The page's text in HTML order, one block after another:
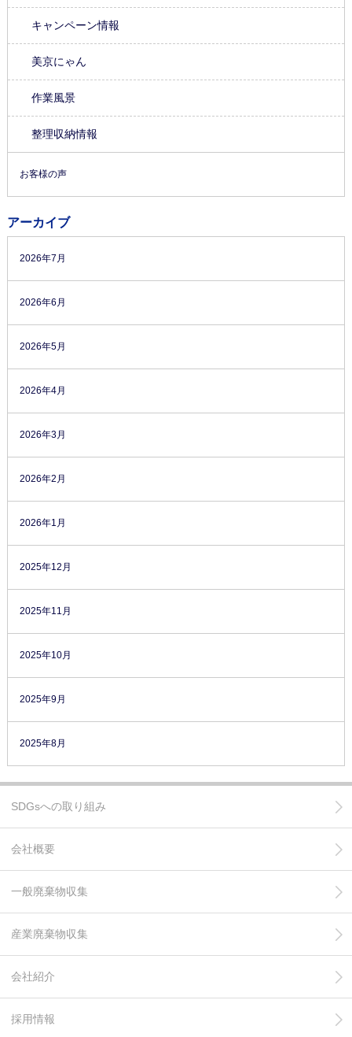
キャンペーン情報
美京にゃん
作業風景
整理収納情報
お客様の声
アーカイブ
2026年7月
2026年6月
2026年5月
2026年4月
2026年3月
2026年2月
2026年1月
2025年12月
2025年11月
2025年10月
2025年9月
2025年8月
SDGsへの取り組み
会社概要
一般廃棄物収集
産業廃棄物収集
会社紹介
採用情報